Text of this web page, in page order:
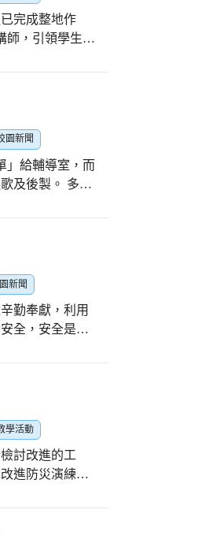
完成整地作
師，引領學生瞭
:茄子、蕃茄、
苗，並請學生
嚀夏季以早上
雨濕度高，土
園新聞
」給輔導室，而
及後製。 多數
會神傾聽著，
，聆聽著點
生打菜！ 真
悅，因為只有
新聞
勤奉獻，利用
全，安全是回
安全，以及凝
學活動
討改進的工
進防災演練流